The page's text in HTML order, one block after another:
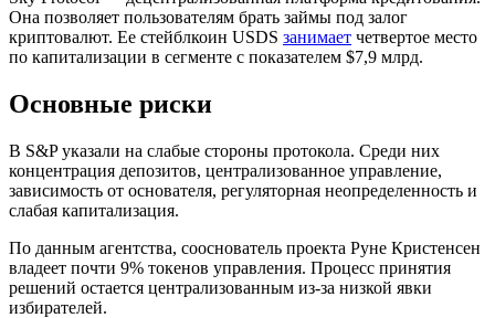
Она позволяет пользователям брать займы под залог
криптовалют. Ее стейблкоин USDS занимает четвертое место
по капитализации в сегменте с показателем $7,9 млрд.
Основные риски
В S&P указали на слабые стороны протокола. Среди них
концентрация депозитов, централизованное управление,
зависимость от основателя, регуляторная неопределенность и
слабая капитализация.
По данным агентства, сооснователь проекта Руне Кристенсен
владеет почти 9% токенов управления. Процесс принятия
решений остается централизованным из-за низкой явки
избирателей.